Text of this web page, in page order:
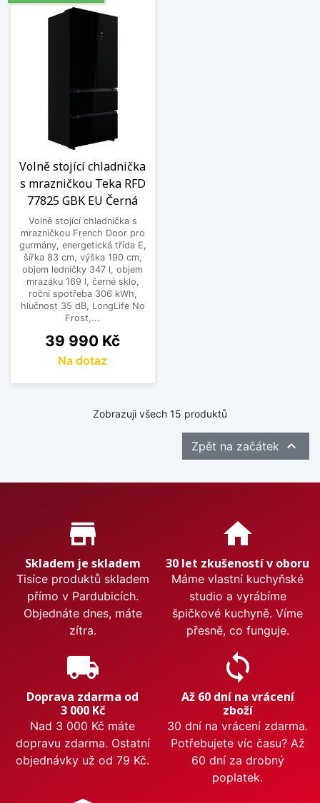
Volně stojící chladnička
s mrazničkou Teka RFD
77825 GBK EU Černá
Volně stojící chladnička s
mrazničkou French Door pro
gurmány, energetická třída E,
šířka 83 cm, výška 190 cm,
objem ledničky 347 l, objem
mrazáku 169 l, černé sklo,
roční spotřeba 306 kWh,
hlučnost 35 dB, LongLife No
Frost,...
Cena
39 990 Kč
Na dotaz
Zobrazuji všech 15 produktů
Zpět na začátek 
Proč nakupovat u nás?
store_mall_directory
Skladem je skladem
Tisíce produktů skladem
přímo v Pardubicích.
Objednáte dnes, máte
zítra.
home
30 let zkušeností v oboru
Máme vlastní kuchyňské
studio a vyrábíme
špičkové kuchyně. Víme
přesně, co funguje.
local_shipping
Doprava zdarma od
3 000 Kč
Nad 3 000 Kč máte
dopravu zdarma. Ostatní
objednávky už od 79 Kč.
sync
Až 60 dní na vrácení
zboží
30 dní na vrácení zdarma.
Potřebujete víc času? Až
60 dní za drobný
poplatek.